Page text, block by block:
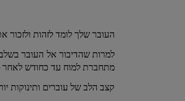
העובר שלך לומד לזהות ולזכור
מתחברת למוח עד כחודש לאחר
קצב הלב של עוברים ותינוקות